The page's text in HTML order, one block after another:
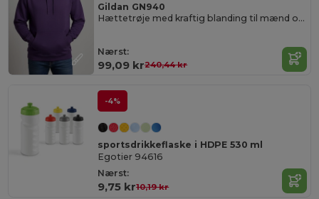
Gildan GN940
Hættetrøje med kraftig blanding til mænd og kvinder
Nærst:
99,09 kr240,44 kr
-4%
sportsdrikkeflaske i HDPE 530 ml
Egotier 94616
Nærst:
9,75 kr10,19 kr